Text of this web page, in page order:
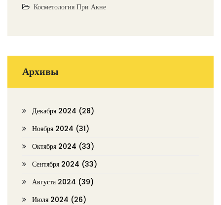
Косметология При Акне
Архивы
Декабря 2024 (28)
Ноября 2024 (31)
Октября 2024 (33)
Сентября 2024 (33)
Августа 2024 (39)
Июля 2024 (26)